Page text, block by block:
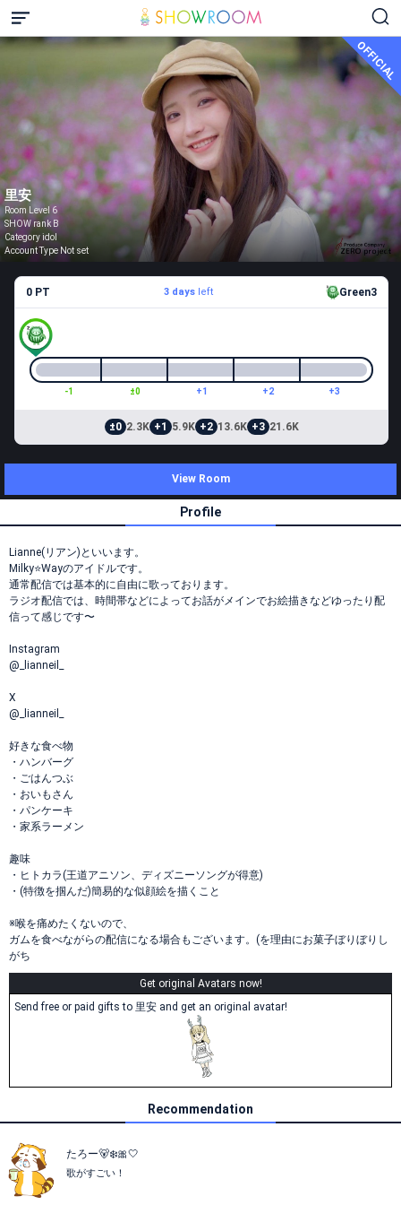
OFFICIAL
里安
Room Level 6
SHOW rank B
Category idol
Account Type Not set
0 PT 3 daysleft Green3
-1 ±0 +1 +2 +3
±0 2.3K +1 5.9K +2 13.6K +3 21.6K
View Room
Profile
Lianne(リアン)といいます。
Milky⭐️Wayのアイドルです。
通常配信では基本的に自由に歌っております。
ラジオ配信では、時間帯などによってお話がメインでお絵描きなどゆったり配
信って感じです〜
Instagram
@_lianneil_
X
@_lianneil_
好きな食べ物
・ハンバーグ
・ごはんつぶ
・おいもさん
・パンケーキ
・家系ラーメン
趣味
・ヒトカラ(王道アニソン、ディズニーソングが得意)
・(特徴を掴んだ)簡易的な似顔絵を描くこと
※喉を痛めたくないので、
ガムを食べながらの配信になる場合もございます。(を理由にお菓子ぼりぼりし
がち
Get original Avatars now!
Send free or paid gifts to 里安 and get an original avatar!
Recommendation
たろー🐻‍❄🎀🤍
歌がすごい！